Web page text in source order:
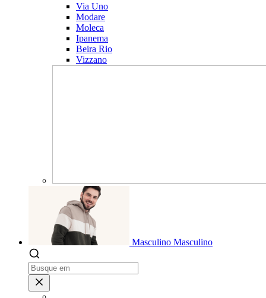
Via Uno
Modare
Moleca
Ipanema
Beira Rio
Vizzano
Masculino Masculino